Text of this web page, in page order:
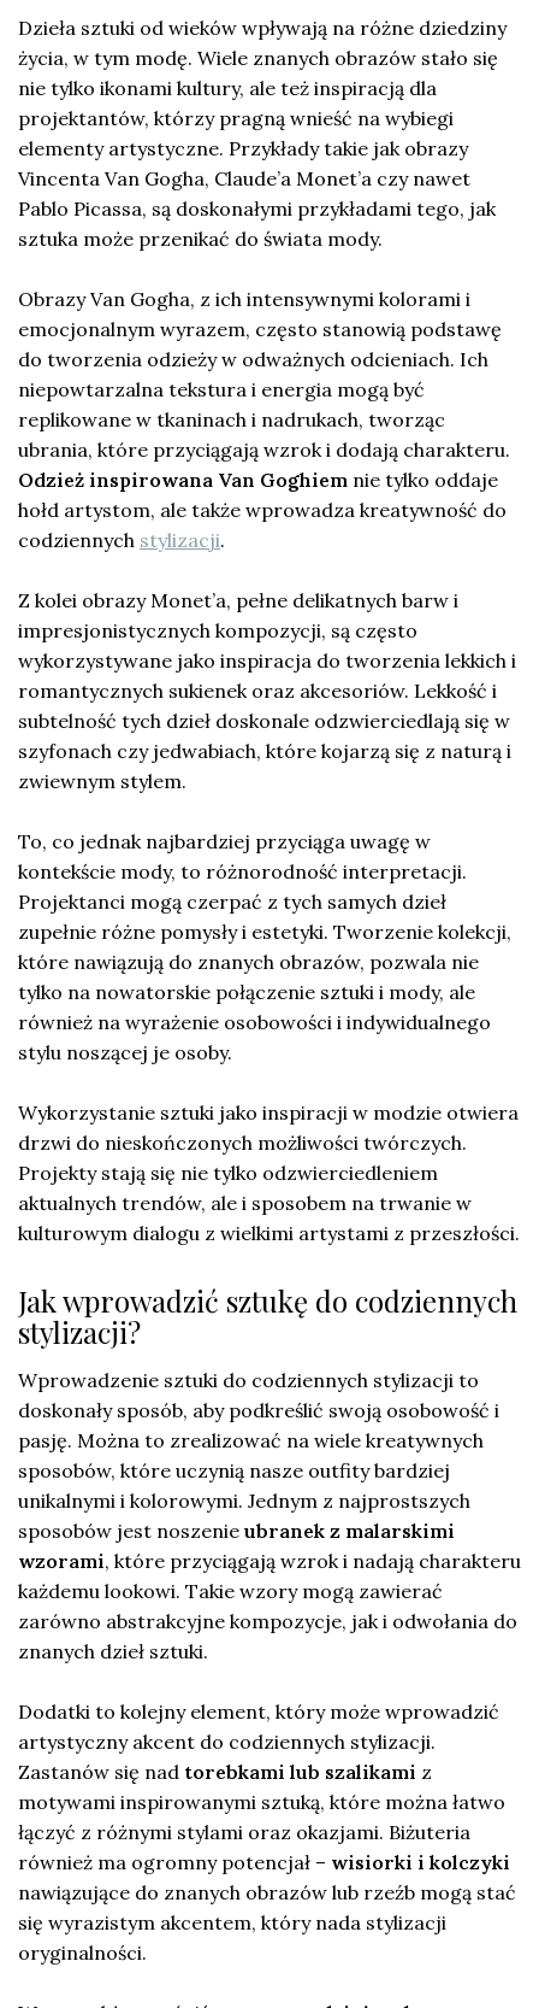
Dzieła sztuki od wieków wpływają na różne dziedziny
życia, w tym modę. Wiele znanych obrazów stało się
nie tylko ikonami kultury, ale też inspiracją dla
projektantów, którzy pragną wnieść na wybiegi
elementy artystyczne. Przykłady takie jak obrazy
Vincenta Van Gogha, Claude’a Monet’a czy nawet
Pablo Picassa, są doskonałymi przykładami tego, jak
sztuka może przenikać do świata mody.
Obrazy Van Gogha, z ich intensywnymi kolorami i
emocjonalnym wyrazem, często stanowią podstawę
do tworzenia odzieży w odważnych odcieniach. Ich
niepowtarzalna tekstura i energia mogą być
replikowane w tkaninach i nadrukach, tworząc
ubrania, które przyciągają wzrok i dodają charakteru.
Odzież inspirowana Van Goghiem nie tylko oddaje
hołd artystom, ale także wprowadza kreatywność do
codziennych stylizacji.
Z kolei obrazy Monet’a, pełne delikatnych barw i
impresjonistycznych kompozycji, są często
wykorzystywane jako inspiracja do tworzenia lekkich i
romantycznych sukienek oraz akcesoriów. Lekkość i
subtelność tych dzieł doskonale odzwierciedlają się w
szyfonach czy jedwabiach, które kojarzą się z naturą i
zwiewnym stylem.
To, co jednak najbardziej przyciąga uwagę w
kontekście mody, to różnorodność interpretacji.
Projektanci mogą czerpać z tych samych dzieł
zupełnie różne pomysły i estetyki. Tworzenie kolekcji,
które nawiązują do znanych obrazów, pozwala nie
tylko na nowatorskie połączenie sztuki i mody, ale
również na wyrażenie osobowości i indywidualnego
stylu noszącej je osoby.
Wykorzystanie sztuki jako inspiracji w modzie otwiera
drzwi do nieskończonych możliwości twórczych.
Projekty stają się nie tylko odzwierciedleniem
aktualnych trendów, ale i sposobem na trwanie w
kulturowym dialogu z wielkimi artystami z przeszłości.
Jak wprowadzić sztukę do codziennych
stylizacji?
Wprowadzenie sztuki do codziennych stylizacji to
doskonały sposób, aby podkreślić swoją osobowość i
pasję. Można to zrealizować na wiele kreatywnych
sposobów, które uczynią nasze outfity bardziej
unikalnymi i kolorowymi. Jednym z najprostszych
sposobów jest noszenie ubranek z malarskimi
wzorami, które przyciągają wzrok i nadają charakteru
każdemu lookowi. Takie wzory mogą zawierać
zarówno abstrakcyjne kompozycje, jak i odwołania do
znanych dzieł sztuki.
Dodatki to kolejny element, który może wprowadzić
artystyczny akcent do codziennych stylizacji.
Zastanów się nad torebkami lub szalikami z
motywami inspirowanymi sztuką, które można łatwo
łączyć z różnymi stylami oraz okazjami. Biżuteria
również ma ogromny potencjał – wisiorki i kolczyki
nawiązujące do znanych obrazów lub rzeźb mogą stać
się wyrazistym akcentem, który nada stylizacji
oryginalności.